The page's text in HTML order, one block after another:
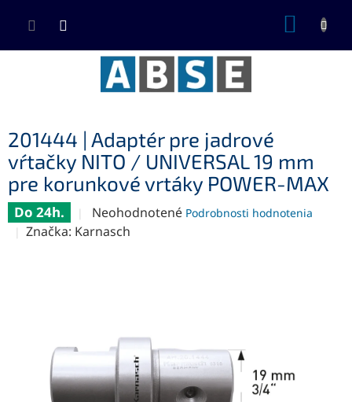
201444 | Adaptér pre jadrové
vŕtačky NITO / UNIVERSAL 19 mm
pre korunkové vrtáky POWER-MAX
Do 24h.
Priemerné
hodnotenie
hviezdičiek.
Neohodnotené Podrobnosti hodnotenia
Značka: Karnasch